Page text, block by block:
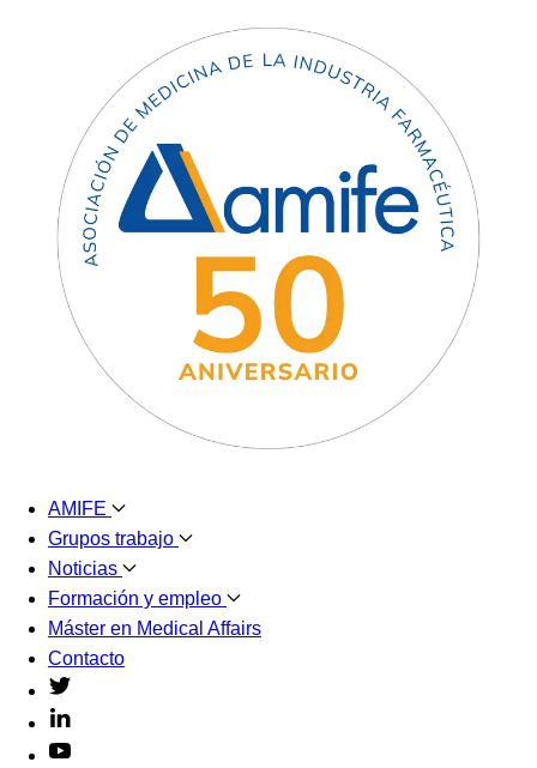
AMIFE
Grupos trabajo
Noticias
Formación y empleo
Máster en Medical Affairs
Contacto